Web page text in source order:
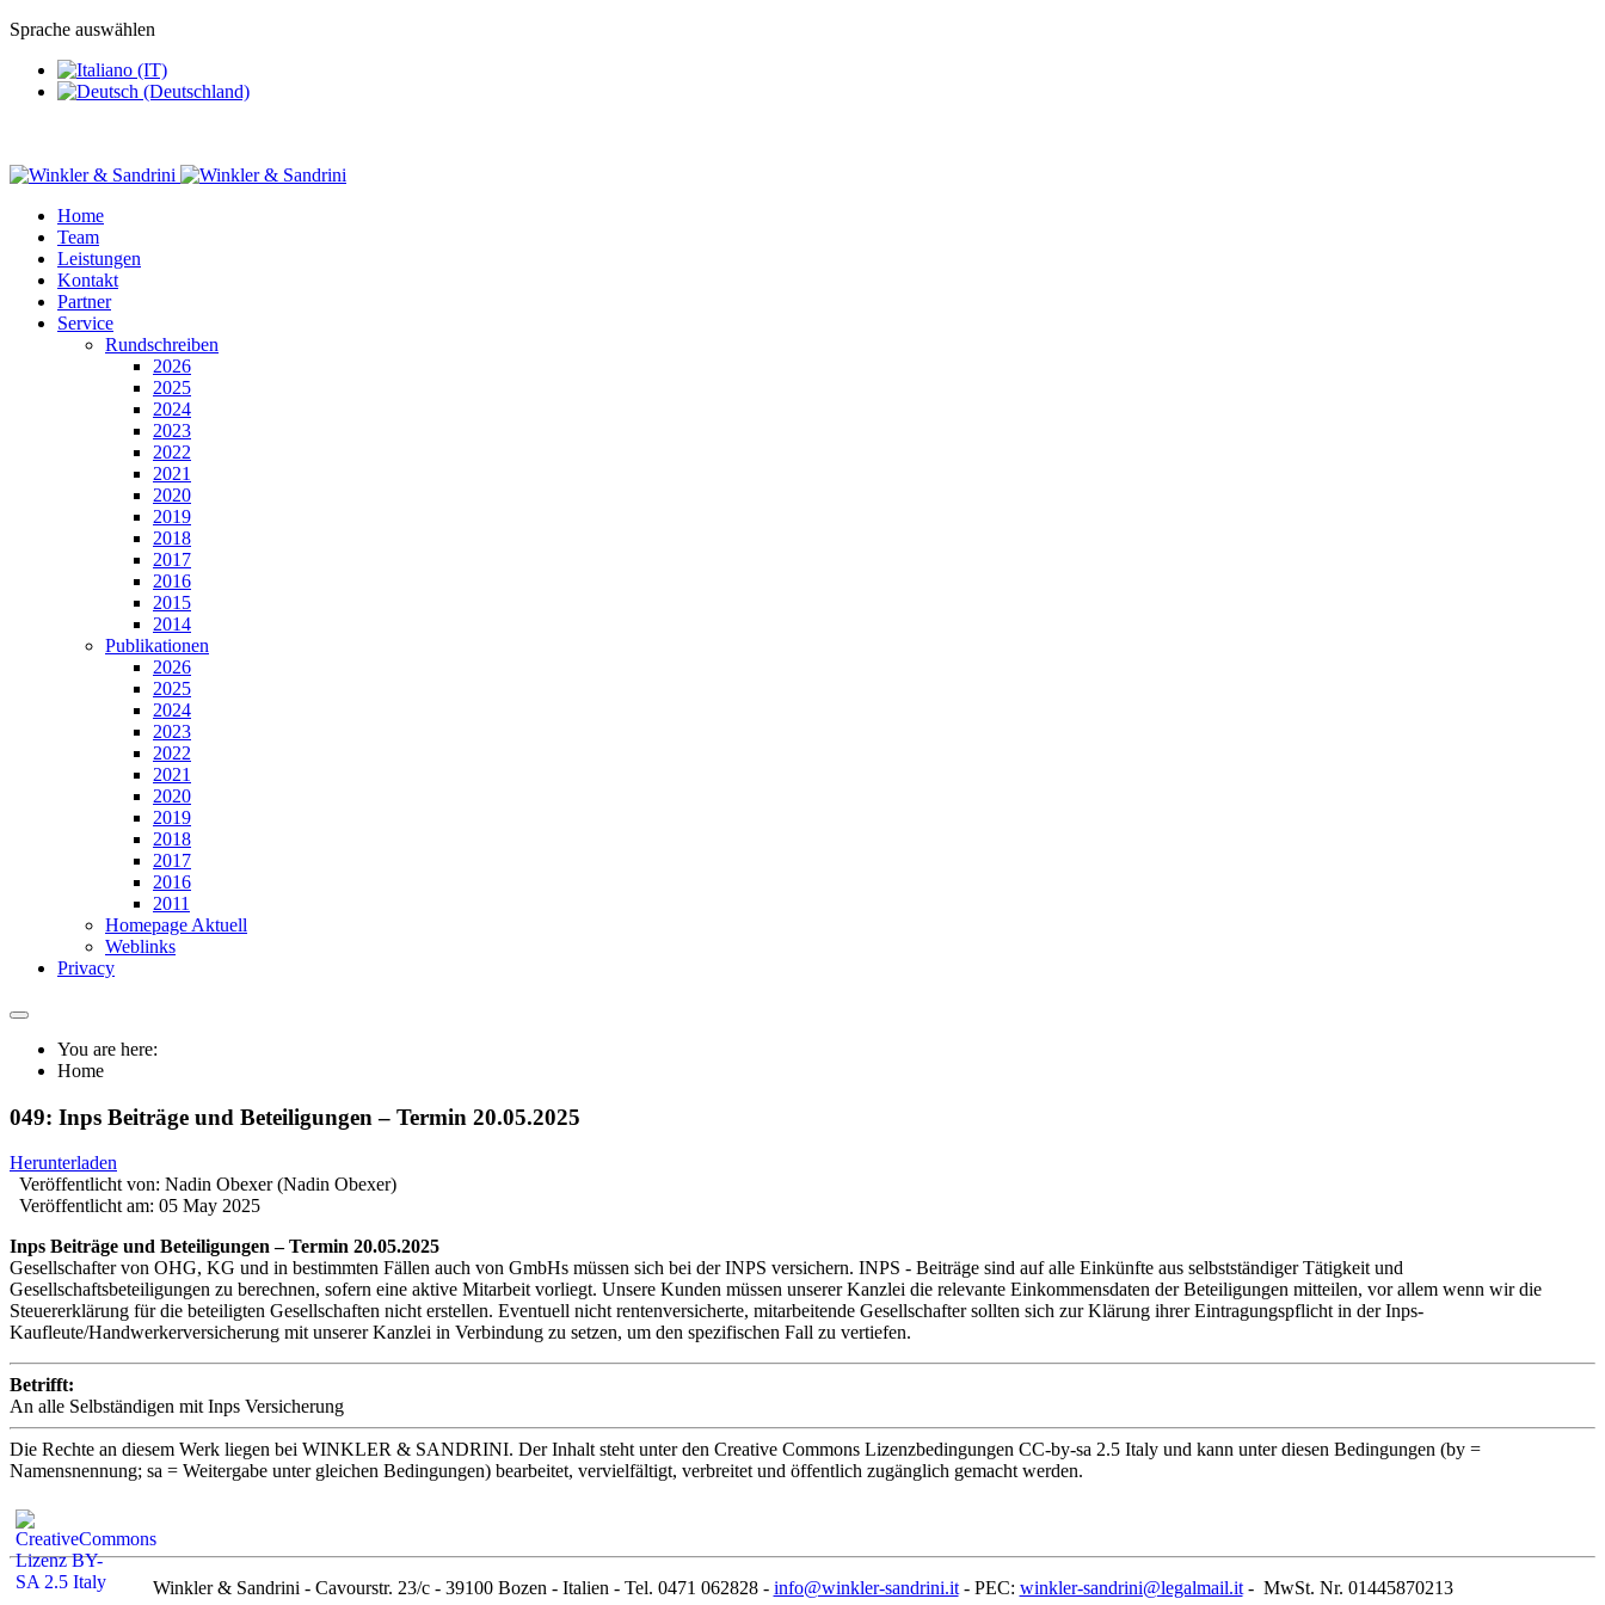
Sprache auswählen
Home
Team
Leistungen
Kontakt
Partner
Service
Rundschreiben
2026
2025
2024
2023
2022
2021
2020
2019
2018
2017
2016
2015
2014
Publikationen
2026
2025
2024
2023
2022
2021
2020
2019
2018
2017
2016
2011
Homepage Aktuell
Weblinks
Privacy
You are here:
Home
049: Inps Beiträge und Beteiligungen – Termin 20.05.2025
Herunterladen
Veröffentlicht von: Nadin Obexer (Nadin Obexer)
Veröffentlicht am: 05 May 2025
Inps Beiträge und Beteiligungen – Termin 20.05.2025
Gesellschafter von OHG, KG und in bestimmten Fällen auch von GmbHs müssen sich bei der INPS versichern. INPS - Beiträge sind auf alle Einkünfte aus selbstständiger Tätigkeit und
Gesellschaftsbeteiligungen zu berechnen, sofern eine aktive Mitarbeit vorliegt. Unsere Kunden müssen unserer Kanzlei die relevante Einkommensdaten der Beteiligungen mitteilen, vor allem wenn wir die
Steuererklärung für die beteiligten Gesellschaften nicht erstellen. Eventuell nicht rentenversicherte, mitarbeitende Gesellschafter sollten sich zur Klärung ihrer Eintragungspflicht in der Inps-
Kaufleute/Handwerkerversicherung mit unserer Kanzlei in Verbindung zu setzen, um den spezifischen Fall zu vertiefen.
Betrifft:
An alle Selbständigen mit Inps Versicherung
Die Rechte an diesem Werk liegen bei WINKLER & SANDRINI. Der Inhalt steht unter den Creative Commons Lizenzbedingungen CC-by-sa 2.5 Italy und kann unter diesen Bedingungen (by =
Namensnennung; sa = Weitergabe unter gleichen Bedingungen) bearbeitet, vervielfältigt, verbreitet und öffentlich zugänglich gemacht werden.
Winkler & Sandrini - Cavourstr. 23/c - 39100 Bozen - Italien - Tel. 0471 062828 - info@winkler-sandrini.it- PEC: winkler-sandrini@legalmail.it- MwSt. Nr. 01445870213